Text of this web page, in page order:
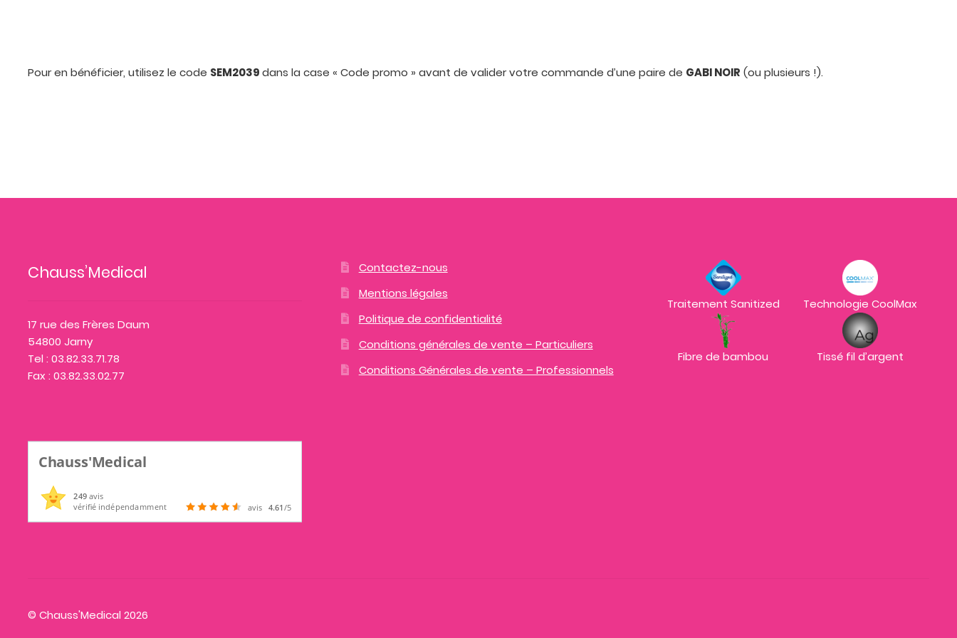
Pour en bénéficier, utilisez le code SEM2039dans la case « Code promo » avant de valider votre commande d’une paire de GABI NOIR (ou plusieurs !).
Chauss’Medical
17 rue des Frères Daum
54800 Jarny
Tel : 03.82.33.71.78
Fax : 03.82.33.02.77
Chauss'Medical
249avis
vérifié indépendamment
avis 4.61/5
Contactez-nous
Mentions légales
Politique de confidentialité
Conditions générales de vente – Particuliers
Conditions Générales de vente – Professionnels
Traitement Sanitized Technologie CoolMax
Fibre de bambou Tissé fil d’argent
© Chauss'Medical 2026